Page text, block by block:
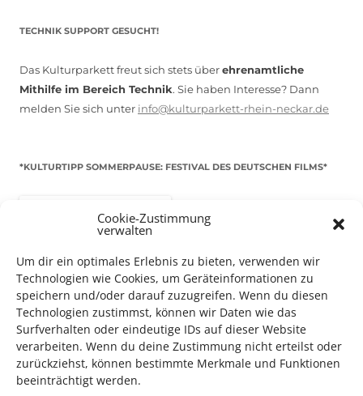
Cookie-Zustimmung
verwalten
Um dir ein optimales Erlebnis zu bieten, verwenden wir
Technologien wie Cookies, um Geräteinformationen zu
speichern und/oder darauf zuzugreifen. Wenn du diesen
Technologien zustimmst, können wir Daten wie das
Surfverhalten oder eindeutige IDs auf dieser Website
verarbeiten. Wenn du deine Zustimmung nicht erteilst oder
zurückziehst, können bestimmte Merkmale und Funktionen
beeinträchtigt werden.
TECHNIK SUPPORT GESUCHT!
Das Kulturparkett freut sich stets überehrenamtliche
Mithilfe im Bereich Technik. Sie haben Interesse? Dann
melden Sie sich unter info@kulturparkett-rhein-neckar.de
*KULTURTIPP SOMMERPAUSE: FESTIVAL DES DEUTSCHEN FILMS*
Auch dieses Jahr findet wieder das